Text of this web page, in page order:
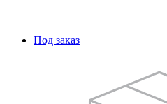
Под заказ